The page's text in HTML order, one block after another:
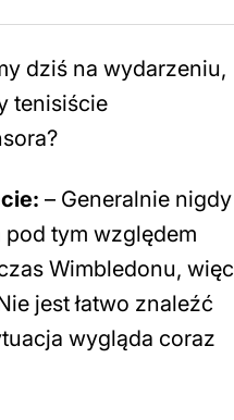
dziś na wydarzeniu,
tenisiście
– Generalnie nigdy
pod tym względem
Wimbledonu, więc
jest łatwo znaleźć
wygląda coraz